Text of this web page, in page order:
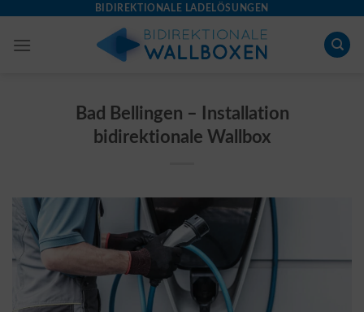
content
BIDIREKTIONALE LADELÖSUNGEN
Bad Bellingen – Installation
bidirektionale Wallbox